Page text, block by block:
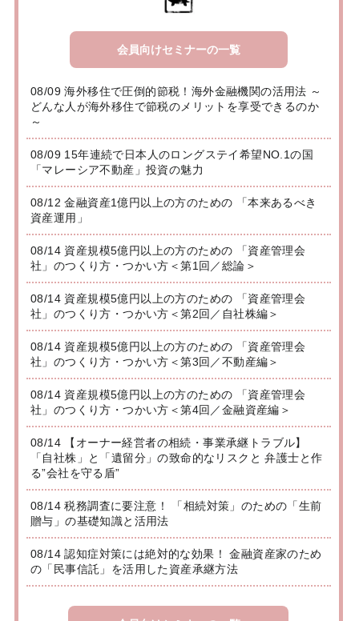
会員向けセミナーの一覧
08/09 海外移住で圧倒的節税！海外金融機関の活用法 ～
どんな人が海外移住で節税のメリットを享受できるのか
～
08/09 15年連続で日本人のロングステイ希望NO.1の国
「マレーシア不動産」投資の魅力
08/12 金融資産1億円以上の方のための 「本来あるべき
資産運用」
08/14 資産規模5億円以上の方のための 「資産管理会
社」のつくり方・つかい方＜第1回／総論＞
08/14 資産規模5億円以上の方のための 「資産管理会
社」のつくり方・つかい方＜第2回／自社株編＞
08/14 資産規模5億円以上の方のための 「資産管理会
社」のつくり方・つかい方＜第3回／不動産編＞
08/14 資産規模5億円以上の方のための 「資産管理会
社」のつくり方・つかい方＜第4回／金融資産編＞
08/14 【オーナー経営者の相続・事業承継トラブル】
「自社株」と「遺留分」の致命的なリスクと 弁護士と作
る”会社を守る盾”
08/14 税務調査に要注意！ 「相続対策」のための「生前
贈与」の基礎知識と活用法
08/14 認知症対策には絶対的な効果！ 金融資産家のため
の「民事信託」を活用した資産承継方法